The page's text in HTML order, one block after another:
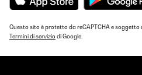
Winter mit Kissenbezug 80x80
Dunkel wärmstens empfehlen.
erstklassige Qualität und eine
Bettwäsche hat meine Nächte
Ihnen gemütliche Nächte
Questo sito è protetto da reCAPTCHA e soggetto
Termini di serviziodi Google.